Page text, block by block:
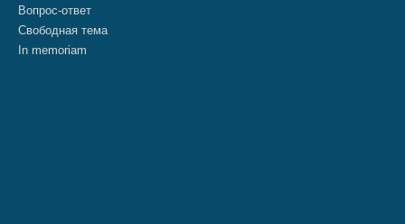
Вопрос-ответ
Свободная тема
In memoriam